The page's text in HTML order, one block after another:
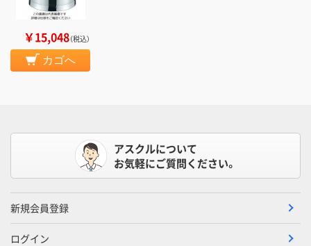
￥15,048（税込）
カゴへ
アスクルについて
お気軽にご質問ください。
新規会員登録
ログイン